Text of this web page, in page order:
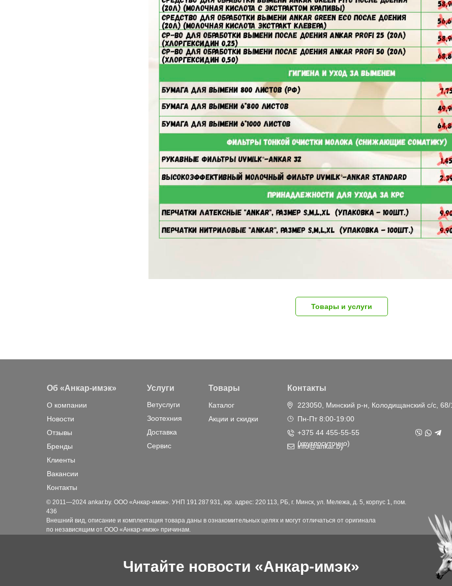
Товары и услуги
Читайте новости «Анкар-имэк»
© 2011—2024 ankar.by. ООО «Анкар-имэк». УНП 191 287 931, юр. адрес: 220 113, РБ, г. Минск, ул. Мележа, д. 5, корпус 1, пом.
436
Внешний вид, описание и комплектация товара даны в ознакомительных целях и могут отличаться от оригинала
по независящим от ООО «Анкар-имэк» причинам.
Об «Анкар-имэк»
О компании
Новости
Отзывы
Бренды
Клиенты
Вакансии
Контакты
Услуги
Ветуслуги
Доставка
Сервис
Зоотехния
Товары
Каталог
Акции и скидки
Контакты
223050, Минский р-н, Колодищанский с/с,
Пн-Пт 8:00-19:00
+375 44 455-55-55
(круглосуточно)
info@ankar.by